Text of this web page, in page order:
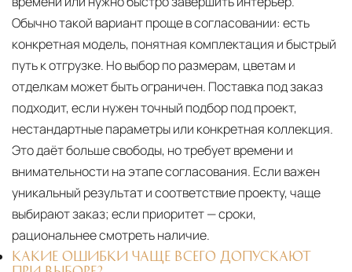
Обычно такой вариант проще в согласовании: есть
конкретная модель, понятная комплектация и быстрый
путь к отгрузке. Но выбор по размерам, цветам и
отделкам может быть ограничен. Поставка под заказ
подходит, если нужен точный подбор под проект,
нестандартные параметры или конкретная коллекция.
Это даёт больше свободы, но требует времени и
внимательности на этапе согласования. Если важен
уникальный результат и соответствие проекту, чаще
выбирают заказ; если приоритет — сроки,
рациональнее смотреть наличие.
КАКИЕ ОШИБКИ ЧАЩЕ ВСЕГО ДОПУСКАЮТ